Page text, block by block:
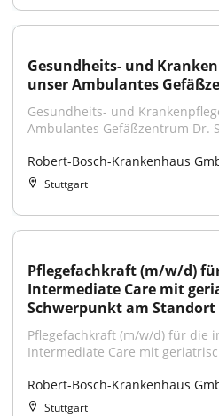
Gesundheits- und
unser Ambulantes
Gesundheits- und
Ambulantes Gefäßzentrum Dr.
Robert-Bosch-Krankenhaus
Stuttgart
Pflegefachkraft (m/w/d)
Intermediate Care mit
Schwerpunkt am Standort
Pflegefachkraft (m/w/d) für die
Intermediate Care mit
Robert-Bosch-Krankenhaus
Stuttgart